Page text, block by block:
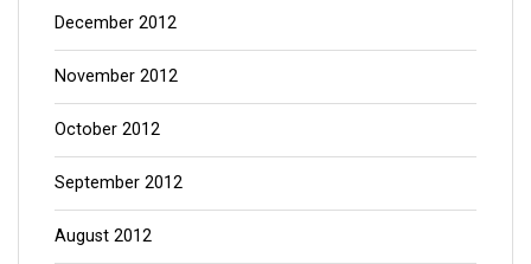
December 2012
November 2012
October 2012
September 2012
August 2012